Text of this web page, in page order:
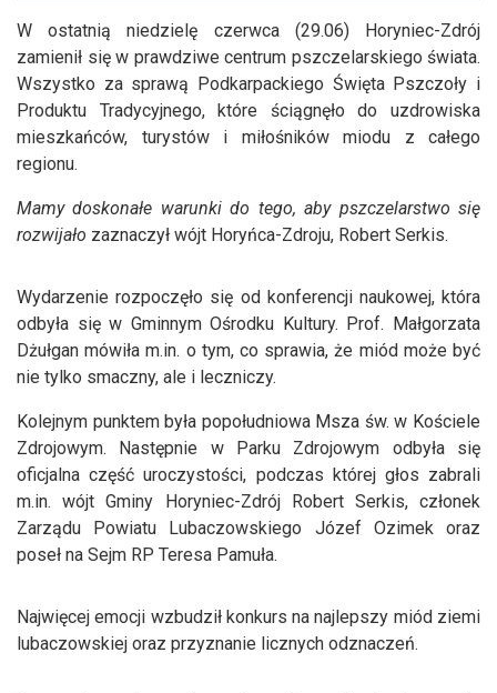
W ostatnią niedzielę czerwca (29.06) Horyniec-Zdrój
zamienił się w prawdziwe centrum pszczelarskiego świata.
Wszystko za sprawą Podkarpackiego Święta Pszczoły i
Produktu Tradycyjnego, które ściągnęło do uzdrowiska
mieszkańców, turystów i miłośników miodu z całego
regionu.
Mamy doskonałe warunki do tego, aby pszczelarstwo się
rozwijało zaznaczył wójt Horyńca-Zdroju, Robert Serkis.
Wydarzenie rozpoczęło się od konferencji naukowej, która
odbyła się w Gminnym Ośrodku Kultury. Prof. Małgorzata
Dżułgan mówiła m.in. o tym, co sprawia, że miód może być
nie tylko smaczny, ale i leczniczy.
Kolejnym punktem była popołudniowa Msza św. w Kościele
Zdrojowym. Następnie w Parku Zdrojowym odbyła się
oficjalna część uroczystości, podczas której głos zabrali
m.in. wójt Gminy Horyniec-Zdrój Robert Serkis, członek
Zarządu Powiatu Lubaczowskiego Józef Ozimek oraz
poseł na Sejm RP Teresa Pamuła.
Najwięcej emocji wzbudził konkurs na najlepszy miód ziemi
lubaczowskiej oraz przyznanie licznych odznaczeń.